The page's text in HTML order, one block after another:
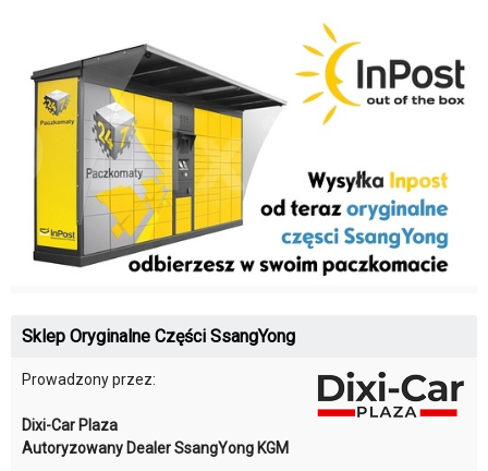
Sklep Oryginalne Części SsangYong
Prowadzony przez:
Dixi-Car Plaza
Autoryzowany Dealer SsangYong KGM